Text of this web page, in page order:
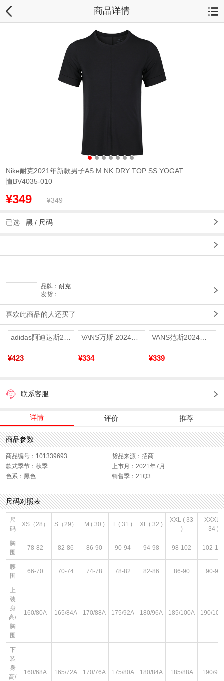
商品详情
Nike耐克2021年新款男子AS M NK DRY TOP SS YOGAT
恤BV4035-010
¥349 ¥349
已选 黑 / 尺码
品牌： 耐克
发货：
喜欢此商品的人还买了
¥423 ¥334 ¥339
联系客服
详情 评价 推荐
商品参数
商品编号：101339693
货品来源：招商
款式季节：秋季
上市月：2021年7月
色系：黑色
销售季：21Q3
尺码对照表
尺
码
XS（28） S（29） M ( 30 ) L ( 31 ) XL ( 32 )
XXL ( 33
)
XXXL (
34 )
胸
围
78-82 82-86 86-90 90-94 94-98 98-102 102-
腰
围
66-70 70-74 74-78 78-82 82-86 86-90 90-94
上
装
身
高/
胸
围
160/80A 165/84A 170/88A 175/92A 180/96A 185/100A 190/
下
装
身
高/
160/68A 165/72A 170/76A 175/80A 180/84A 185/88A 190/